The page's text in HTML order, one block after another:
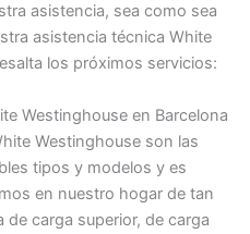
asistencia, sea como sea
asistencia técnica White
los próximos servicios:
Westinghouse en Barcelona
Westinghouse son las
tipos y modelos y es
en nuestro hogar de tan
de carga superior, de carga